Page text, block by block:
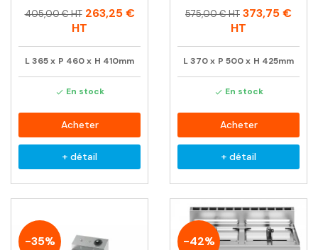
Prix
Prix
405,00 € HT 263,25 €
HT
L365x P 460x H 410mm
 En stock
Acheter
+ détail
Prix
Prix
575,00 € HT 373,75 €
HT
L370x P 500x H 425mm
 En stock
Acheter
+ détail
-35% -42%